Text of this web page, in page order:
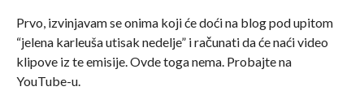
Prvo, izvinjavam se onima koji će doći na blog pod upitom
“jelena karleuša utisak nedelje” i računati da će naći video
klipove iz te emisije. Ovde toga nema. Probajte na
YouTube-u.